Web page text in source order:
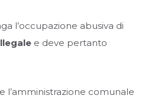
l’occupazione abusiva di
e deve pertanto
comunale